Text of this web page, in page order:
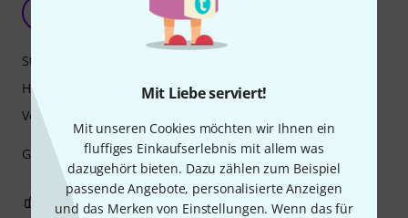
Mit Liebe serviert!
Mit unseren Cookies möchten wir Ihnen ein
fluffiges Einkaufserlebnis mit allem was
dazugehört bieten. Dazu zählen zum Beispiel
passende Angebote, personalisierte Anzeigen
und das Merken von Einstellungen. Wenn das für
Serbon 13.10.2019
Gekauft für eine BS 3099 F Tuba, passt perfekt
Stabilität
Handling
Verarbeitung
BEWERTUNG MELDEN